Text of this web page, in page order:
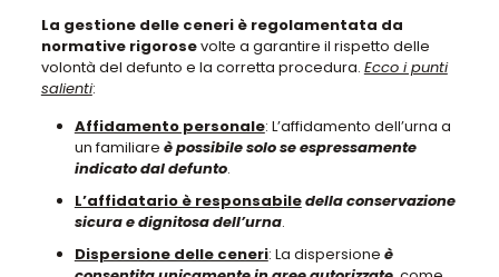
La gestione delle ceneri è regolamentata da
normative rigorosevolte a garantire il rispetto delle
volontà del defunto e la corretta procedura. Ecco i punti
salienti:
Affidamento personale: L’affidamento dell’urna a
un familiare è possibile solo se espressamente
indicato dal defunto.
L’affidatario è responsabiledella conservazione
sicura e dignitosa dell’urna.
Dispersione delle ceneri: La dispersione è